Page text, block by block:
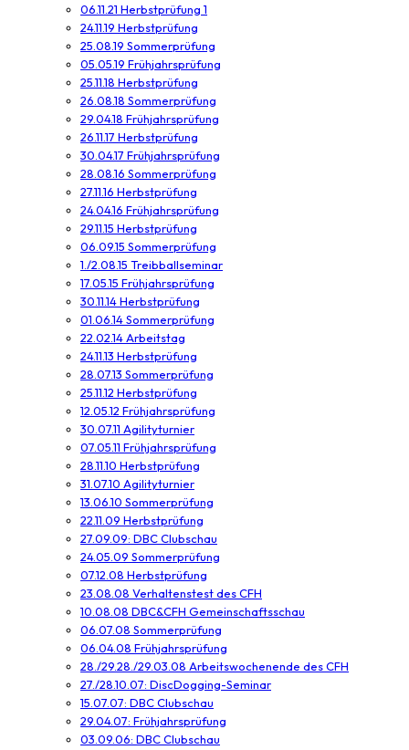
06.11.21 Herbstprüfung 1
24.11.19 Herbstprüfung
25.08.19 Sommerprüfung
05.05.19 Frühjahrsprüfung
25.11.18 Herbstprüfung
26.08.18 Sommerprüfung
29.04.18 Frühjahrsprüfung
26.11.17 Herbstprüfung
30.04.17 Frühjahrsprüfung
28.08.16 Sommerprüfung
27.11.16 Herbstprüfung
24.04.16 Frühjahrsprüfung
29.11.15 Herbstprüfung
06.09.15 Sommerprüfung
1./2.08.15 Treibballseminar
17.05.15 Frühjahrsprüfung
30.11.14 Herbstprüfung
01.06.14 Sommerprüfung
22.02.14 Arbeitstag
24.11.13 Herbstprüfung
28.07.13 Sommerprüfung
25.11.12 Herbstprüfung
12.05.12 Frühjahrsprüfung
30.07.11 Agilityturnier
07.05.11 Frühjahrsprüfung
28.11.10 Herbstprüfung
31.07.10 Agilityturnier
13.06.10 Sommerprüfung
22.11.09 Herbstprüfung
27.09.09: DBC Clubschau
24.05.09 Sommerprüfung
07.12.08 Herbstprüfung
23.08.08 Verhaltenstest des CFH
10.08.08 DBC&CFH Gemeinschaftsschau
06.07.08 Sommerprüfung
06.04.08 Frühjahrsprüfung
28./29.28./29.03.08 Arbeitswochenende des CFH
27./28.10.07: DiscDogging-Seminar
15.07.07: DBC Clubschau
29.04.07: Frühjahrsprüfung
03.09.06: DBC Clubschau